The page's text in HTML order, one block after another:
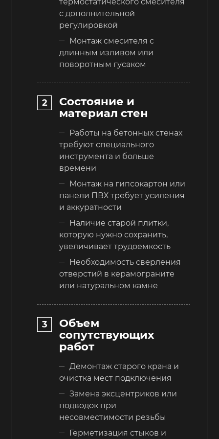
с дополнительной
регулировкой
Монтаж смесителя с
длинным изливом или
поворотным гусаком
Состояние и
материал стен
Работы на бетонных стенах
требуют специального
инструмента и больше
времени
Монтаж на гипсокартон или
панели ПВХ требует усиления
и аккуратности
Наличие старой плитки,
которую нужно сохранить,
увеличивает трудоемкость
Необходимость сверления
отверстий в керамограните
или натуральном камне
Объем
сопутствующих
работ
Демонтаж старого крана и
очистка мест подключения
Замена эксцентриков или
подводок при
несовместимости резьбы
Герметизация стыков и